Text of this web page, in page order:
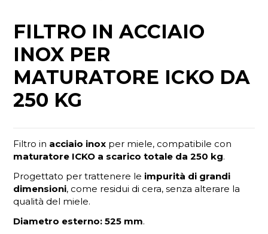
FILTRO IN ACCIAIO
INOX PER
MATURATORE ICKO DA
250 KG
Filtro in acciaio inox per miele, compatibile con
maturatore ICKO a scarico totale da 250 kg.
Progettato per trattenere le impurità di grandi
dimensioni, come residui di cera, senza alterare la
qualità del miele.
Diametro esterno: 525 mm.